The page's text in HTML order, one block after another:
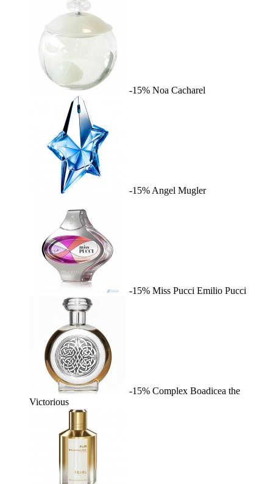
-15% Noa Cacharel
-15% Angel Mugler
-15% Miss Pucci Emilio Pucci
-15% Complex Boadicea the
Victorious